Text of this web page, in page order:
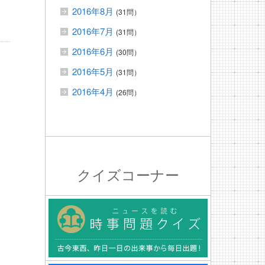
2016年8月 (31問）
2016年7月 (31問）
2016年6月 (30問）
2016年5月 (31問）
2016年4月 (26問）
クイズコーナー